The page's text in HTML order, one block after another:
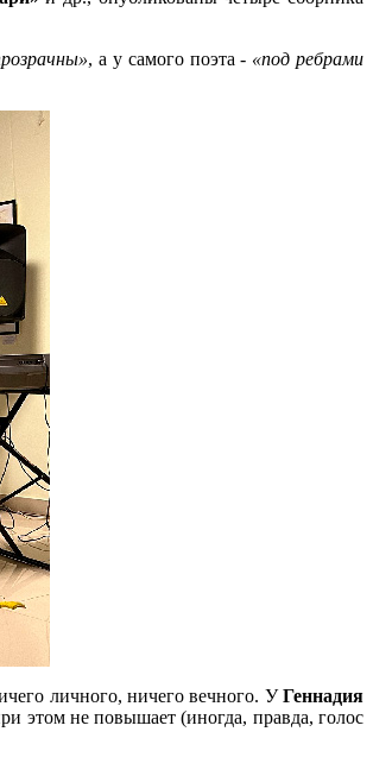
, а у самого поэта - «под ребрами
личного, ничего вечного. УГеннадия
этом не повышает (иногда, правда, голос